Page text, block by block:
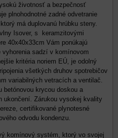
životnosť a bezpečnosť
plnohodnotné zadné odvetranie
má duplovanú hrúbku steny.
Isover, s keramzitovými
40x40x33cm Vám ponúkajú
sadzí v komínovom
kritéria noriem EÚ, je odolný
všetkých druhov spotrebičov
variabilných vetracích a ventilač.
betónovou krycou doskou a
ukončení. Zárukou vysokej kvality
certifikované plynotesné
odvodu kondenzu.
komínový systém, ktorý vo svojej